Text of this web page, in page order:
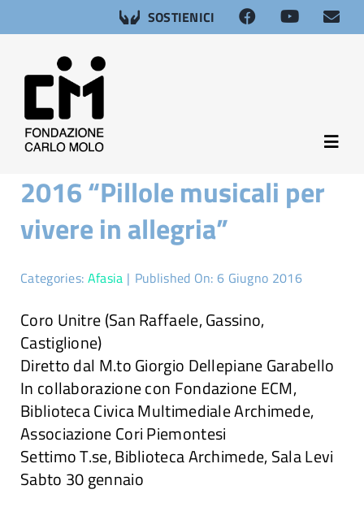
al
contenuto
SOSTIENICI
About
Salute sessuale
Attività
Ricerche
Convegni e articoli
2016 “Pillole musicali per
vivere in allegria”
Categories: Afasia | Published On: 6 Giugno 2016
Coro Unitre (San Raffaele, Gassino,
Castiglione)
Diretto dal M.to Giorgio Dellepiane Garabello
In collaborazione con Fondazione ECM,
Biblioteca Civica Multimediale Archimede,
Associazione Cori Piemontesi
Settimo T.se, Biblioteca Archimede, Sala Levi
Sabto 30 gennaio